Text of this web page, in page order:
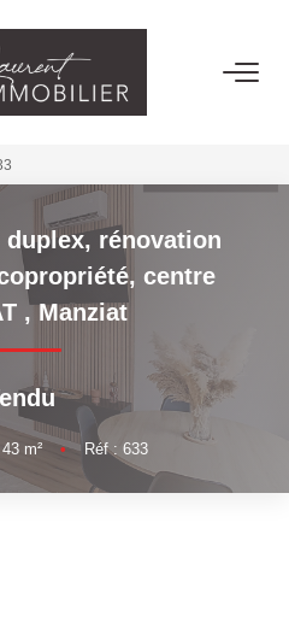
Tournus
Chalon-Sur-Saone
rénovation
centre
,Manziat
43m² • Réf : 633